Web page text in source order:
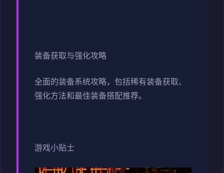
装备获取与强化攻略
全面的装备系统攻略，包括稀有装备获取、
强化方法和最佳装备搭配推荐。
游戏小贴士